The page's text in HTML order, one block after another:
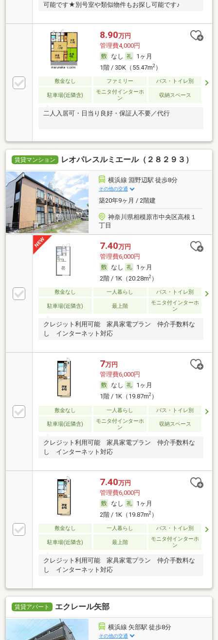
可能です★別号室や類似物件もお探し可能です♪
8.90万円
管理費4,000円
なし
1ヶ月
1階 / 3DK（55.47m2）
敷金なし ファミリー バス・トイレ別
駐車場(近隣含)
モニタ付インターホ
ン
収納スペース
二人入居可・日当り良好・保証人不要／代行
賃貸マンション レオパレスルミエール（２８２９３）
横浜線 淵野辺駅 徒歩8分
その他の交通
築20年9ヶ月 / 2階建
神奈川県相模原市中央区高根１
丁目
7.40万円
管理費6,000円
なし
1ヶ月
2階 / 1K（20.28m2）
敷金なし 一人暮らし バス・トイレ別
駐車場(近隣含) 最上階
モニタ付インターホ
ン
クレジット利用可能 家具家電プラン 仲介手数料な
し インターネット対応
7万円
管理費6,000円
なし
1ヶ月
1階 / 1K（19.87m2）
敷金なし 一人暮らし バス・トイレ別
駐車場(近隣含)
モニタ付インターホ
ン
収納スペース
クレジット利用可能 家具家電プラン 仲介手数料な
し インターネット対応
7.40万円
管理費6,000円
なし
1ヶ月
2階 / 1K（19.87m2）
敷金なし 一人暮らし バス・トイレ別
駐車場(近隣含) 最上階
モニタ付インターホ
ン
クレジット利用可能 家具家電プラン 仲介手数料な
し インターネット対応
賃貸アパート エクレール矢部
横浜線 矢部駅 徒歩8分
その他の交通